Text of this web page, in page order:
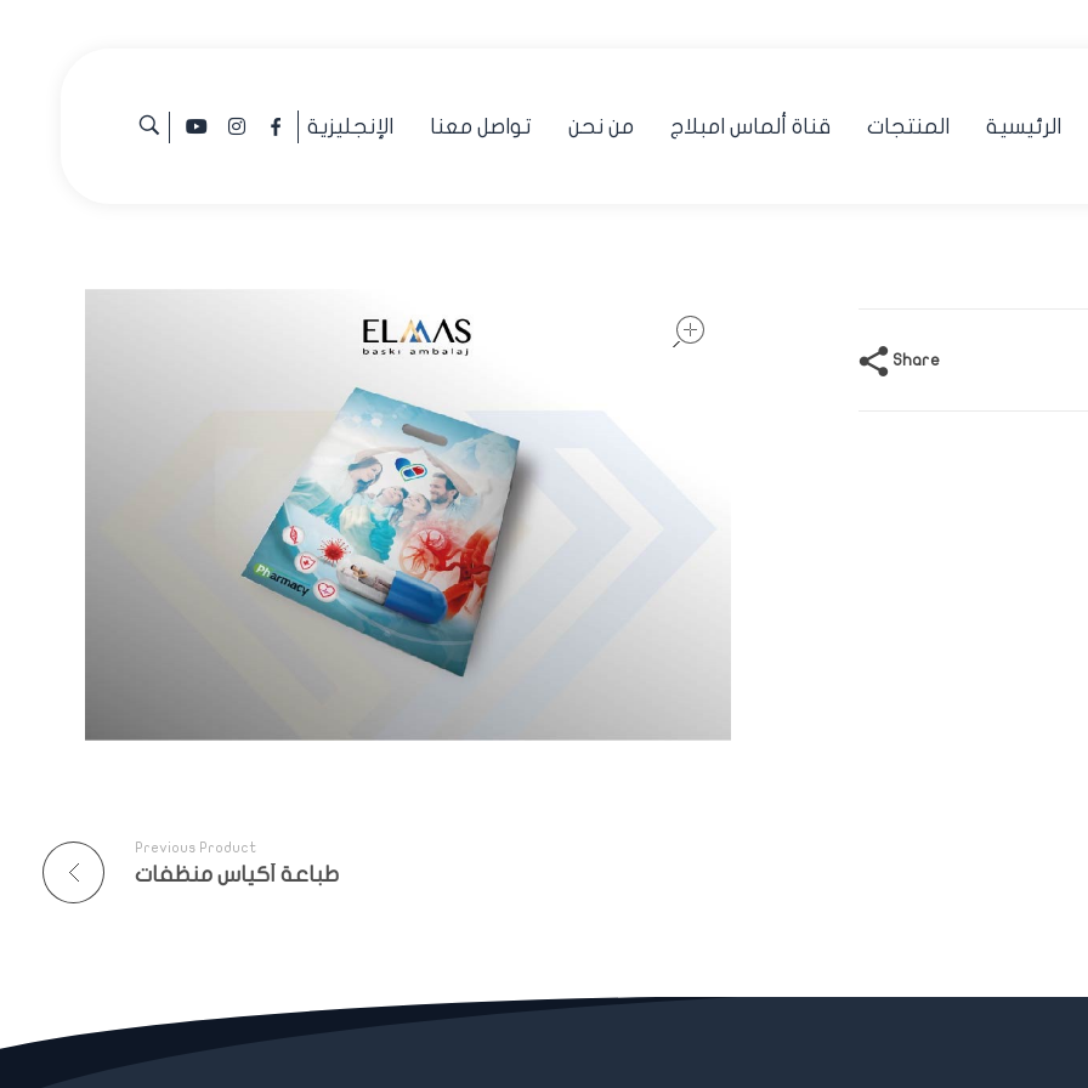
الرئيسية المنتجات قناة ألماس امبلاج من نحن تواصل معنا الإنجليزية
Share
Previous Product
طباعة أكياس منظفات